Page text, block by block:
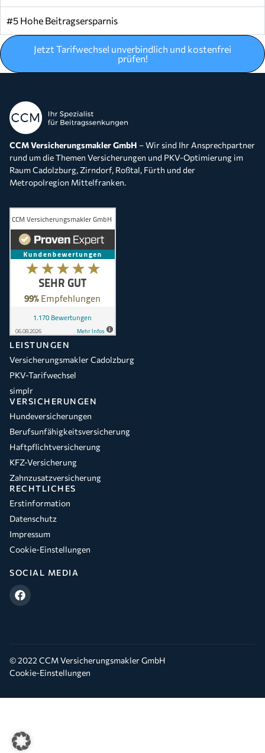
#5 Hohe Beitragsersparnis
Jetzt Tarifwechsel unverbindlich und kostenfrei
prüfen!
CCM Versicherungsmakler GmbH – Wir sind Ihr Ansprechpartner
rund um die Themen Versicherungen und PKV-Optimierung im
Raum Cadolzburg, Zirndorf, Roßtal, Fürth und der
Metropolregion Mittelfranken.
LEISTUNGEN
Versicherungsmakler Cadolzburg
PKV-Tarifwechsel
simplr
VERSICHERUNGEN
Hundeversicherungen
Berufsunfähigkeitsversicherung
Haftpflichtversicherung
KFZ-Versicherung
Zahnzusatzversicherung
RECHTLICHES
Erstinformation
Datenschutz
Impressum
Cookie-Einstellungen
SOCIAL MEDIA
© 2022 CCM Versicherungsmakler GmbH
Cookie-Einstellungen